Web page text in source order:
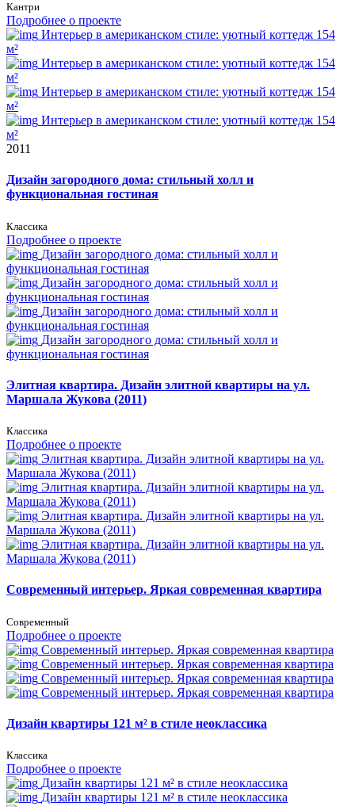
Кантри
Подробнее о проекте
Интерьер в американском стиле: уютный коттедж 154
м²
Интерьер в американском стиле: уютный коттедж 154
м²
Интерьер в американском стиле: уютный коттедж 154
м²
Интерьер в американском стиле: уютный коттедж 154
м²
2011
Дизайн загородного дома: стильный холл и
функциональная гостиная
Классика
Подробнее о проекте
Дизайн загородного дома: стильный холл и
функциональная гостиная
Дизайн загородного дома: стильный холл и
функциональная гостиная
Дизайн загородного дома: стильный холл и
функциональная гостиная
Дизайн загородного дома: стильный холл и
функциональная гостиная
Элитная квартира. Дизайн элитной квартиры на ул.
Маршала Жукова (2011)
Классика
Подробнее о проекте
Элитная квартира. Дизайн элитной квартиры на ул.
Маршала Жукова (2011)
Элитная квартира. Дизайн элитной квартиры на ул.
Маршала Жукова (2011)
Элитная квартира. Дизайн элитной квартиры на ул.
Маршала Жукова (2011)
Элитная квартира. Дизайн элитной квартиры на ул.
Маршала Жукова (2011)
Современный интерьер. Яркая современная квартира
Современный
Подробнее о проекте
Современный интерьер. Яркая современная квартира
Современный интерьер. Яркая современная квартира
Современный интерьер. Яркая современная квартира
Современный интерьер. Яркая современная квартира
Дизайн квартиры 121 м² в стиле неоклассика
Классика
Подробнее о проекте
Дизайн квартиры 121 м² в стиле неоклассика
Дизайн квартиры 121 м² в стиле неоклассика